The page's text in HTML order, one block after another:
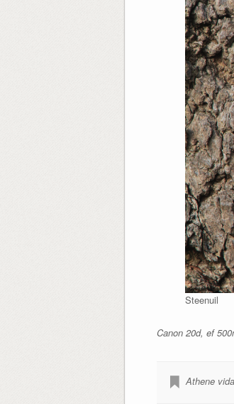
Steenuil
Canon 20d, ef
Athene